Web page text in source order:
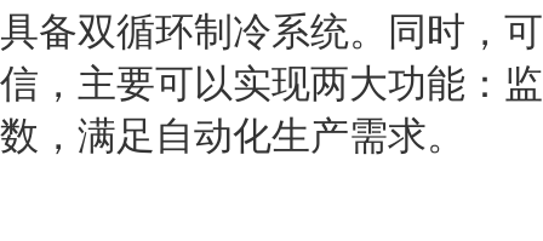
具备双循环制冷系统。同时，
信，主要可以实现两大功能：
数，满足自动化生产需求。